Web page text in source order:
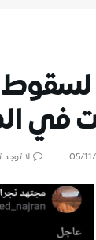
في
05/ لا توجد